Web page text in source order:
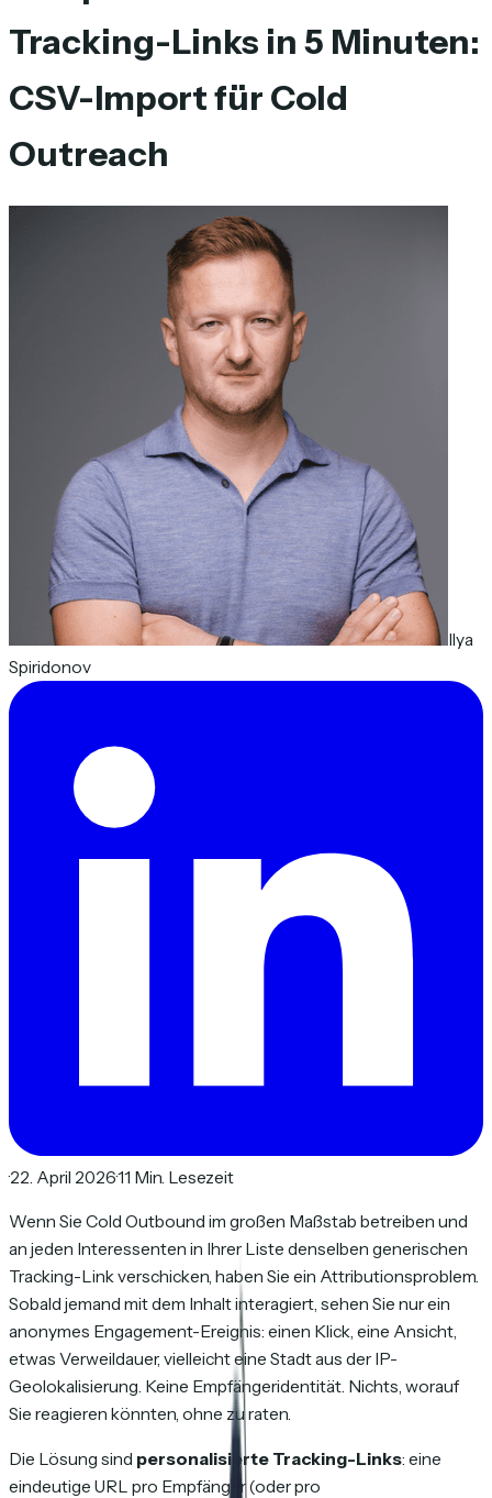
Tracking-Links in 5 Minuten:
CSV-Import für Cold
Outreach
Ilya
Spiridonov
·22. April 2026·11 Min. Lesezeit
Wenn Sie Cold Outbound im großen Maßstab betreiben und
an jeden Interessenten in Ihrer Liste denselben generischen
Tracking-Link verschicken, haben Sie ein Attributionsproblem.
Sobald jemand mit dem Inhalt interagiert, sehen Sie nur ein
anonymes Engagement-Ereignis: einen Klick, eine Ansicht,
etwas Verweildauer, vielleicht eine Stadt aus der IP-
Geolokalisierung. Keine Empfängeridentität. Nichts, worauf
Sie reagieren könnten, ohne zu raten.
Die Lösung sind personalisierte Tracking-Links: eine
eindeutige URL pro Empfänger (oder pro